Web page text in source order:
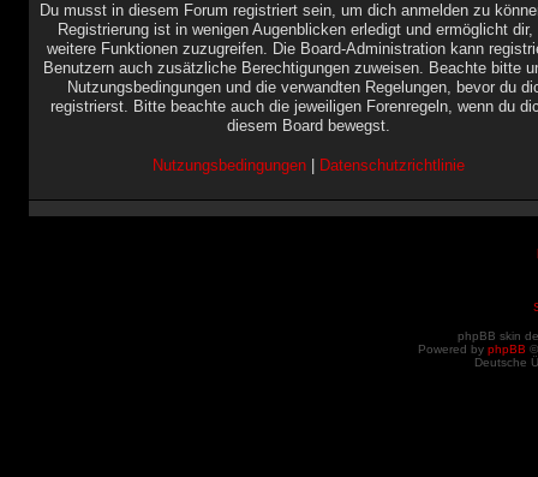
Du musst in diesem Forum registriert sein, um dich anmelden zu
Registrierung ist in wenigen Augenblicken erledigt und ermöglicht dir,
weitere Funktionen zuzugreifen. Die Board-Administration kann
Benutzern auch zusätzliche Berechtigungen zuweisen. Beachte bitte
Nutzungsbedingungen und die verwandten Regelungen, bevor du
registrierst. Bitte beachte auch die jeweiligen Forenregeln, wenn du
diesem Board bewegst.
Nutzungsbedingungen| Datenschutzrichtlinie
phpBB skin
Powered by phpBB
Deutsche